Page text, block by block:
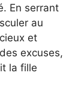
En serrant
au
et
excuses,
la fille